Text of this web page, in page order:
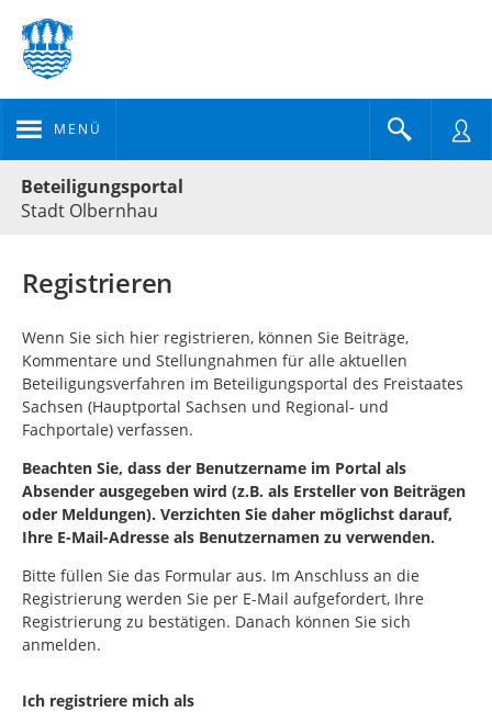
MENÜ
Beteiligungsportal
Stadt Olbernhau
Registrieren
Wenn Sie sich hier registrieren, können Sie Beiträge,
Kommentare und Stellungnahmen für alle aktuellen
Beteiligungsverfahren im Beteiligungsportal des Freistaates
Sachsen (Hauptportal Sachsen und Regional- und
Fachportale) verfassen.
Beachten Sie, dass der Benutzername im Portal als
Absender ausgegeben wird (z.B. als Ersteller von Beiträgen
oder Meldungen). Verzichten Sie daher möglichst darauf,
Ihre E-Mail-Adresse als Benutzernamen zu verwenden.
Bitte füllen Sie das Formular aus. Im Anschluss an die
Registrierung werden Sie per E-Mail aufgefordert, Ihre
Registrierung zu bestätigen. Danach können Sie sich
anmelden.
Ich registriere mich als